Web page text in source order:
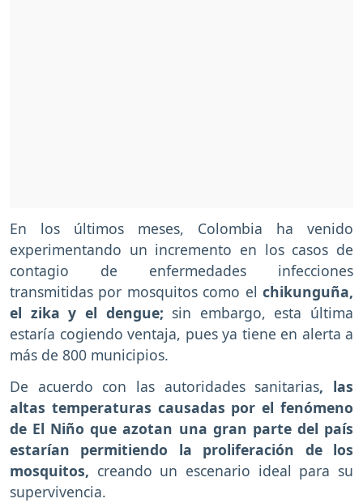
En los últimos meses, Colombia ha venido
experimentando un incremento en los casos de
contagio de enfermedades infecciones
transmitidas por mosquitos como el chikunguña,
el zika y el dengue; sin embargo, esta última
estaría cogiendo ventaja, pues ya tiene en alerta a
más de 800 municipios.
De acuerdo con las autoridades sanitarias, las
altas temperaturas causadas por el fenómeno
de El Niño que azotan una gran parte del país
estarían permitiendo la proliferación de los
mosquitos, creando un escenario ideal para su
supervivencia.